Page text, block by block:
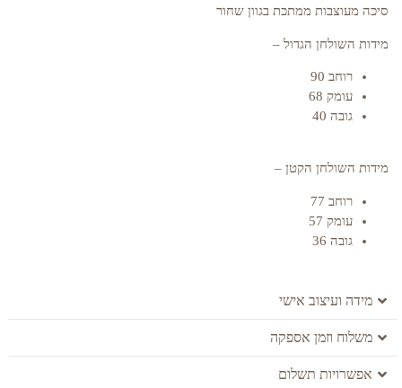
סיכה מעוצבות ממתכת בגוון שחור
מידות השולחן הגדול –
רוחב 90
עומק 68
גובה 40
מידות השולחן הקטן –
רוחב 77
עומק 57
גובה 36
מידה ועיצוב אישי
משלוח וזמן אספקה
אפשרויות תשלום